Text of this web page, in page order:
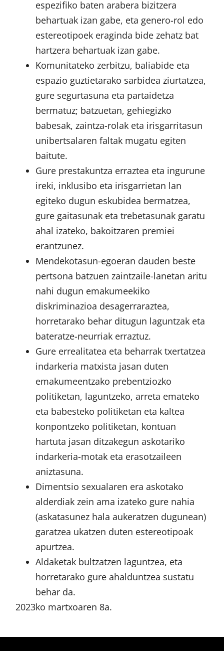
espezifiko baten arabera bizitzera
behartuak izan gabe, eta genero-rol edo
estereotipoek eraginda bide zehatz bat
hartzera behartuak izan gabe.
Komunitateko zerbitzu, baliabide eta
espazio guztietarako sarbidea ziurtatzea,
gure segurtasuna eta partaidetza
bermatuz; batzuetan, gehiegizko
babesak, zaintza-rolak eta irisgarritasun
unibertsalaren faltak mugatu egiten
baitute.
Gure prestakuntza erraztea eta ingurune
ireki, inklusibo eta irisgarrietan lan
egiteko dugun eskubidea bermatzea,
gure gaitasunak eta trebetasunak garatu
ahal izateko, bakoitzaren premiei
erantzunez.
Mendekotasun-egoeran dauden beste
pertsona batzuen zaintzaile-lanetan aritu
nahi dugun emakumeekiko
diskriminazioa desagerraraztea,
horretarako behar ditugun laguntzak eta
bateratze-neurriak erraztuz.
Gure errealitatea eta beharrak txertatzea
indarkeria matxista jasan duten
emakumeentzako prebentziozko
politiketan, laguntzeko, arreta emateko
eta babesteko politiketan eta kaltea
konpontzeko politiketan, kontuan
hartuta jasan ditzakegun askotariko
indarkeria-motak eta erasotzaileen
aniztasuna.
Dimentsio sexualaren era askotako
alderdiak zein ama izateko gure nahia
(askatasunez hala aukeratzen dugunean)
garatzea ukatzen duten estereotipoak
apurtzea.
Aldaketak bultzatzen laguntzea, eta
horretarako gure ahalduntzea sustatu
behar da.
2023ko martxoaren 8a.